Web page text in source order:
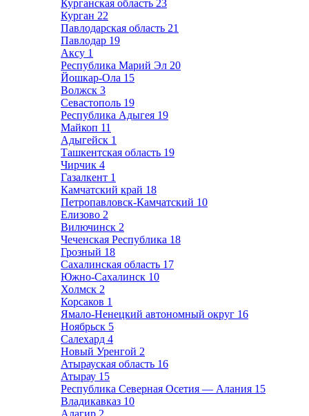
Курганская область 23
Курган 22
Павлодарская область 21
Павлодар 19
Аксу 1
Республика Марий Эл 20
Йошкар-Ола 15
Волжск 3
Севастополь 19
Республика Адыгея 19
Майкоп 11
Адыгейск 1
Ташкентская область 19
Чирчик 4
Газалкент 1
Камчатский край 18
Петропавловск-Камчатский 10
Елизово 2
Вилючинск 2
Чеченская Республика 18
Грозный 18
Сахалинская область 17
Южно-Сахалинск 10
Холмск 2
Корсаков 1
Ямало-Ненецкий автономный округ 16
Ноябрьск 5
Салехард 4
Новый Уренгой 2
Атырауская область 16
Атырау 15
Республика Северная Осетия — Алания 15
Владикавказ 10
Алагир 2